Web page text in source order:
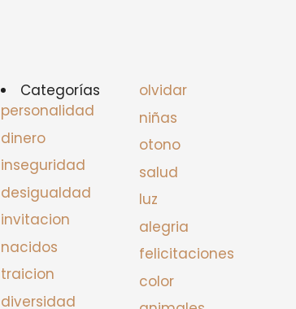
Categorías
personalidad
dinero
inseguridad
desigualdad
invitacion
nacidos
traicion
diversidad
olvidar
niñas
otono
salud
luz
alegria
felicitaciones
color